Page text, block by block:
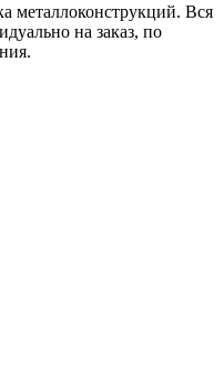
металлоконструкций. Вся
на заказ, по